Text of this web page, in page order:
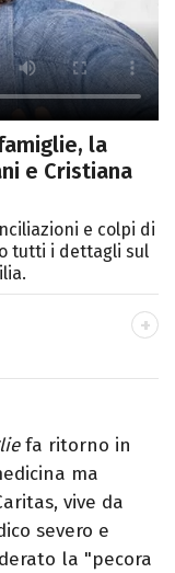
la
e Cristiana
e colpi di
tutti i dettagli sul
all'IED
poi in
e
ed uffici
fa ritorno in
ma
vive da
severo e
la "pecora